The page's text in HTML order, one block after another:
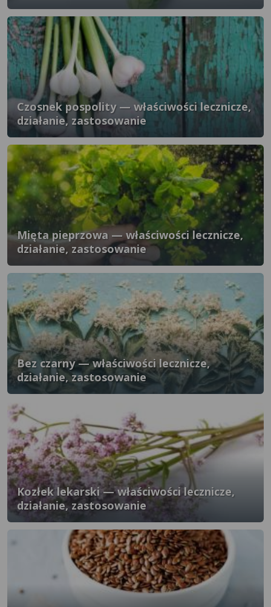
Czosnek pospolity — właściwości lecznicze,
działanie, zastosowanie
Mięta pieprzowa — właściwości lecznicze,
działanie, zastosowanie
Bez czarny — właściwości lecznicze,
działanie, zastosowanie
Kozłek lekarski — właściwości lecznicze,
działanie, zastosowanie